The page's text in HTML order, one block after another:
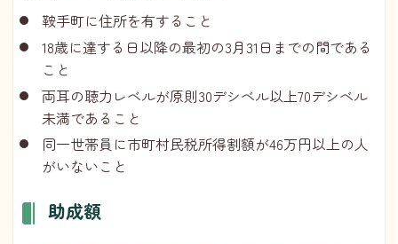
鞍手町に住所を有すること
18歳に達する日以降の最初の3月31日までの間である
こと
両耳の聴力レベルが原則30デシベル以上70デシベル
未満であること
同一世帯員に市町村民税所得割額が46万円以上の人
がいないこと
助成額